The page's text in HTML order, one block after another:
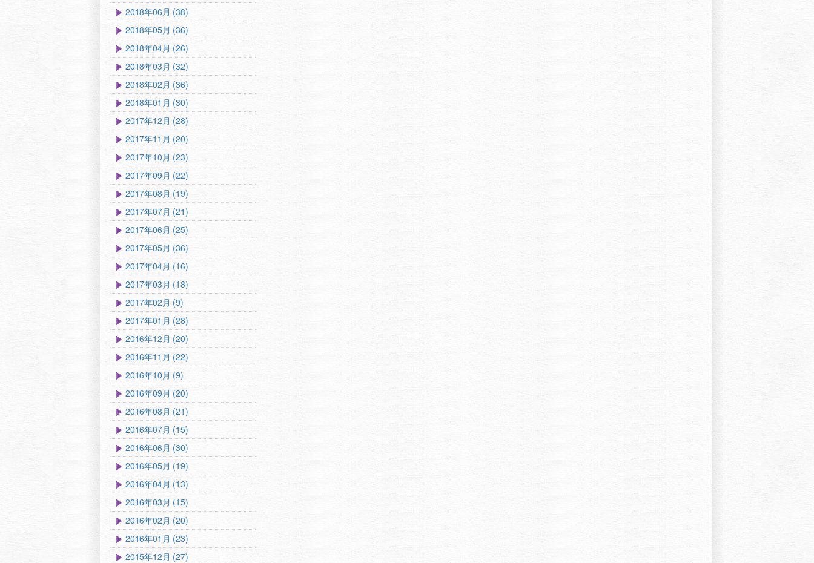
2018年06月 (38)
2018年05月 (36)
2018年04月 (26)
2018年03月 (32)
2018年02月 (36)
2018年01月 (30)
2017年12月 (28)
2017年11月 (20)
2017年10月 (23)
2017年09月 (22)
2017年08月 (19)
2017年07月 (21)
2017年06月 (25)
2017年05月 (36)
2017年04月 (16)
2017年03月 (18)
2017年02月 (9)
2017年01月 (28)
2016年12月 (20)
2016年11月 (22)
2016年10月 (9)
2016年09月 (20)
2016年08月 (21)
2016年07月 (15)
2016年06月 (30)
2016年05月 (19)
2016年04月 (13)
2016年03月 (15)
2016年02月 (20)
2016年01月 (23)
2015年12月 (27)